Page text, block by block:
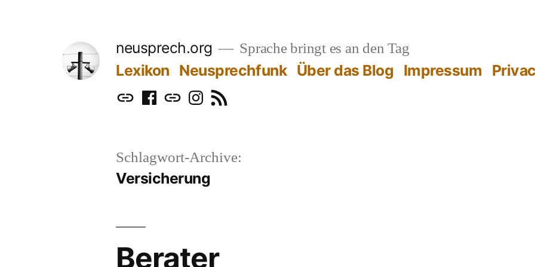
neusprech.org Sprache bringt es an den Tag
Lexikon Neusprechfunk Über das Blog Impressum
MastodonFacebook
BlueskyInstagram
RSS
Schlagwort-Archive:
Versicherung
Berater